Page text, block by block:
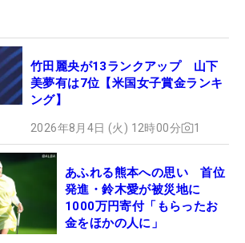
竹田麗央が13ランクアップ 山下
美夢有は7位【米国女子賞金ランキ
ング】
2026年8月4日 (火) 12時00分 1
あふれる熊本への思い 首位
発進・鈴木愛が被災地に
1000万円寄付「もらったお
金をほかの人に」